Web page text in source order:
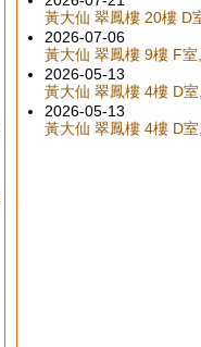
黃大仙 翠鳳樓 20樓 D
2026-07-06
黃大仙 翠鳳樓 9樓 F
2026-05-13
黃大仙 翠鳳樓 4樓 D
2026-05-13
黃大仙 翠鳳樓 4樓 D